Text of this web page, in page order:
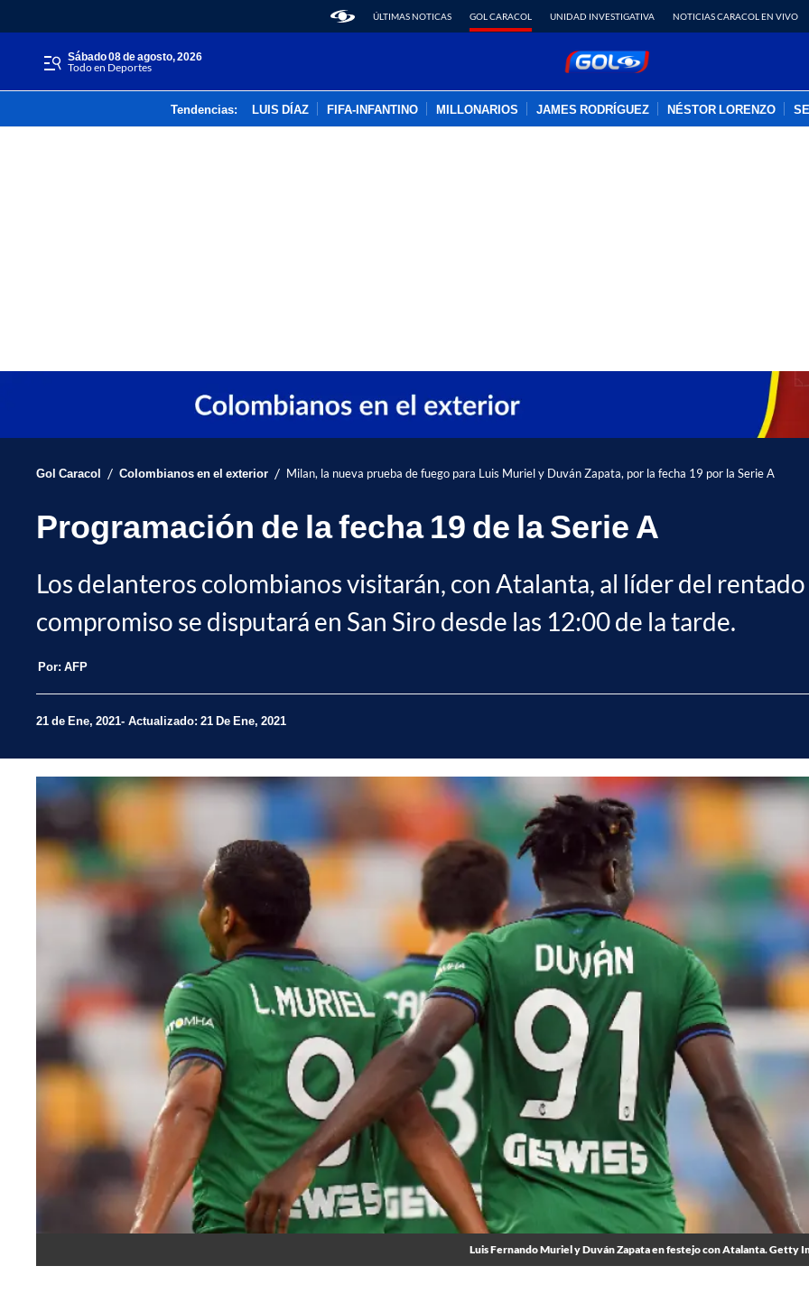
ÚLTIMAS NOTICAS GOL CARACOL UNIDAD INVESTIGATIVA NOTICIAS CARACOL EN VIVO
sábado 08 de agosto, 2026
Todo en Deportes
Tendencias: LUIS DÍAZ FIFA-INFANTINO MILLONARIOS JAMES RODRÍGUEZ NÉSTOR LORENZO
Gol Caracol / Colombianos en el exterior / Milan, la nueva prueba de fuego para Luis Muriel y Duván Zapata, por la fecha 19 por la Serie A
Programación de la fecha 19 de la Serie A
Los delanteros colombianos visitarán, con Atalanta, al líder del
compromiso se disputará en San Siro desde las 12:00 de la tarde.
Por: AFP
21 de Ene, 2021 Actualizado: 21 De Ene, 2021
Luis Fernando Muriel y Duván Zapata en festejo con Atalanta. Getty